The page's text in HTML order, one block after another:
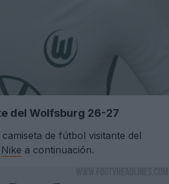
del Wolfsburg 26-27
de fútbol visitante del
Nike a continuación.